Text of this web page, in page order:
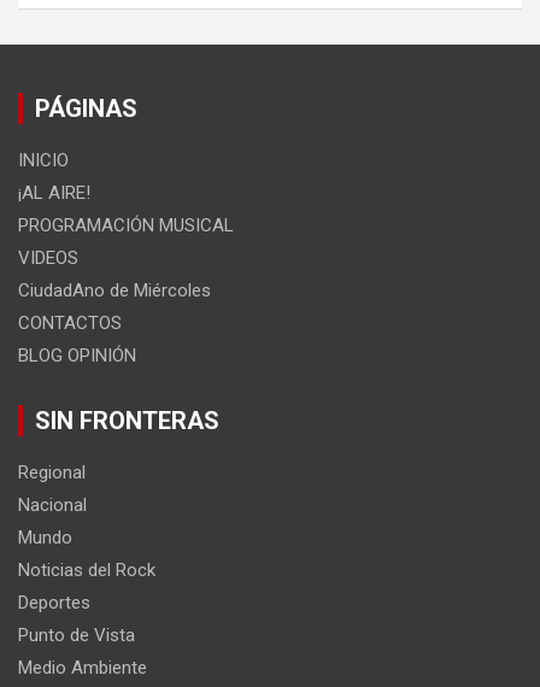
PÁGINAS
INICIO
¡AL AIRE!
PROGRAMACIÓN MUSICAL
VIDEOS
CiudadAno de Miércoles
CONTACTOS
BLOG OPINIÓN
SIN FRONTERAS
Regional
Nacional
Mundo
Noticias del Rock
Deportes
Punto de Vista
Medio Ambiente